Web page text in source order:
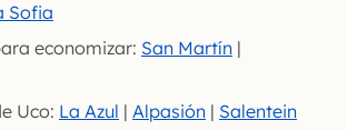
Sofia
economizar: San Martín |
Uco: La Azul | Alpasión | Salentein